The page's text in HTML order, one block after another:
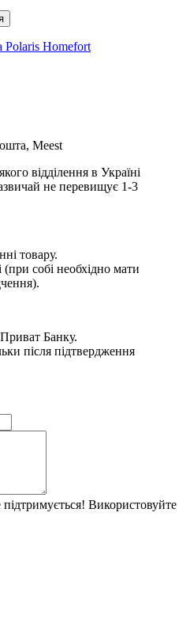
Polaris Homefort
Meest
відділення в Україні
не перевищує 1-3
товару.
собі необхідно мати
Банку.
після підтвердження
Використовуйте